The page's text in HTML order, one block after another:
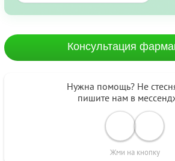
Консультация
Нужна помощь? Не
пишите нам в
Жми на кнопку